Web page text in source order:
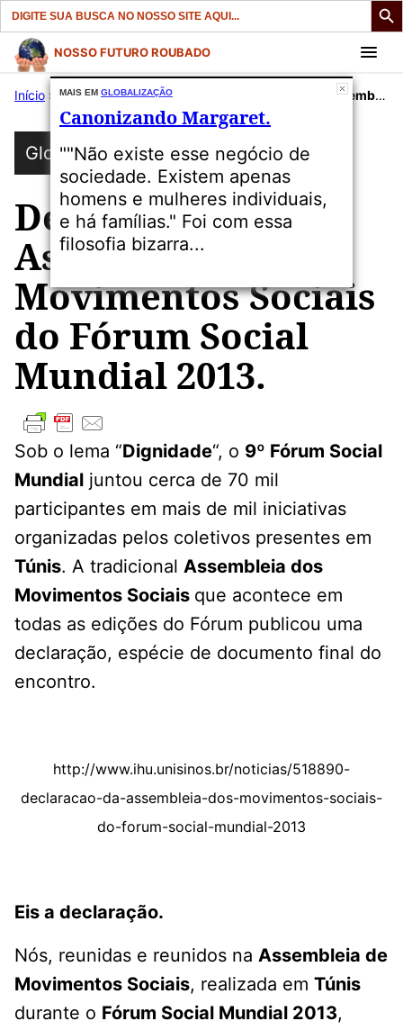
Search
for:
Pular
para
conteúdo
NOSSO FUTURO ROUBADO
Início » Publicações»Globalização Declaração da Assembleia dos Movimentos Sociais do Fórum Social Mundial 2013.
Globalização
Declaração da
Assembleia dos
Movimentos Sociais
do Fórum Social
Mundial 2013.
Sob o lema “Dignidade“, o 9º Fórum Social
Mundial juntou cerca de 70 mil
participantes em mais de mil iniciativas
organizadas pelos coletivos presentes em
Túnis. A tradicional Assembleia dos
Movimentos Sociais que acontece em
todas as edições do Fórum publicou uma
declaração, espécie de documento final do
encontro.
http://www.ihu.unisinos.br/noticias/518890-
declaracao-da-assembleia-dos-movimentos-sociais-
do-forum-social-mundial-2013
Eis a declaração.
Nós, reunidas e reunidos na Assembleia de
Movimentos Sociais, realizada em Túnis
durante o Fórum Social Mundial 2013,
MAIS EM GLOBALIZAÇÃO
Canonizando Margaret.
""Não existe esse negócio de
sociedade. Existem apenas
homens e mulheres individuais,
e há famílias." Foi com essa
filosofia bizarra...